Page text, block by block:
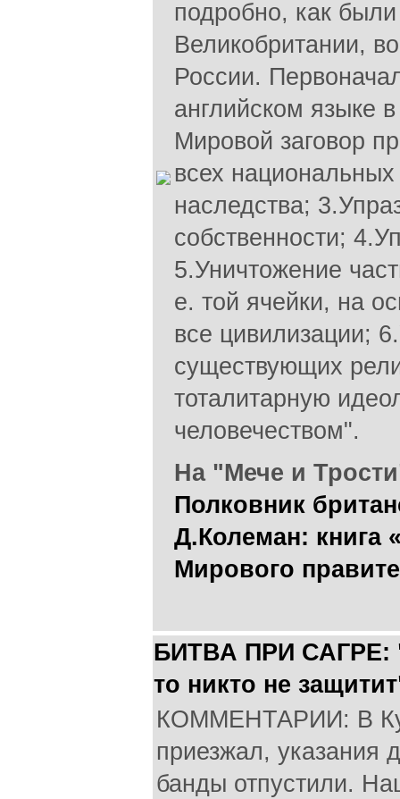
подробно, как
Великобритании,
России.
английском языке
Мировой заговор
всех
наследства;
собственности;
5.Уничтожение
е. той ячейки, на
все цивилизации;
существующих
тоталитарную
человечеством".
На "Мече и
Полковник
Д.Колеман: книга
Мирового
БИТВА ПРИ САГРЕ:
то никто не
КОММЕНТАРИИ: В
приезжал, указания
банды отпустили.